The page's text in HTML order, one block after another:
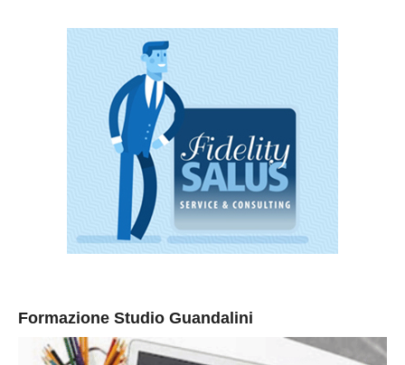
Formazione Studio Guandalini